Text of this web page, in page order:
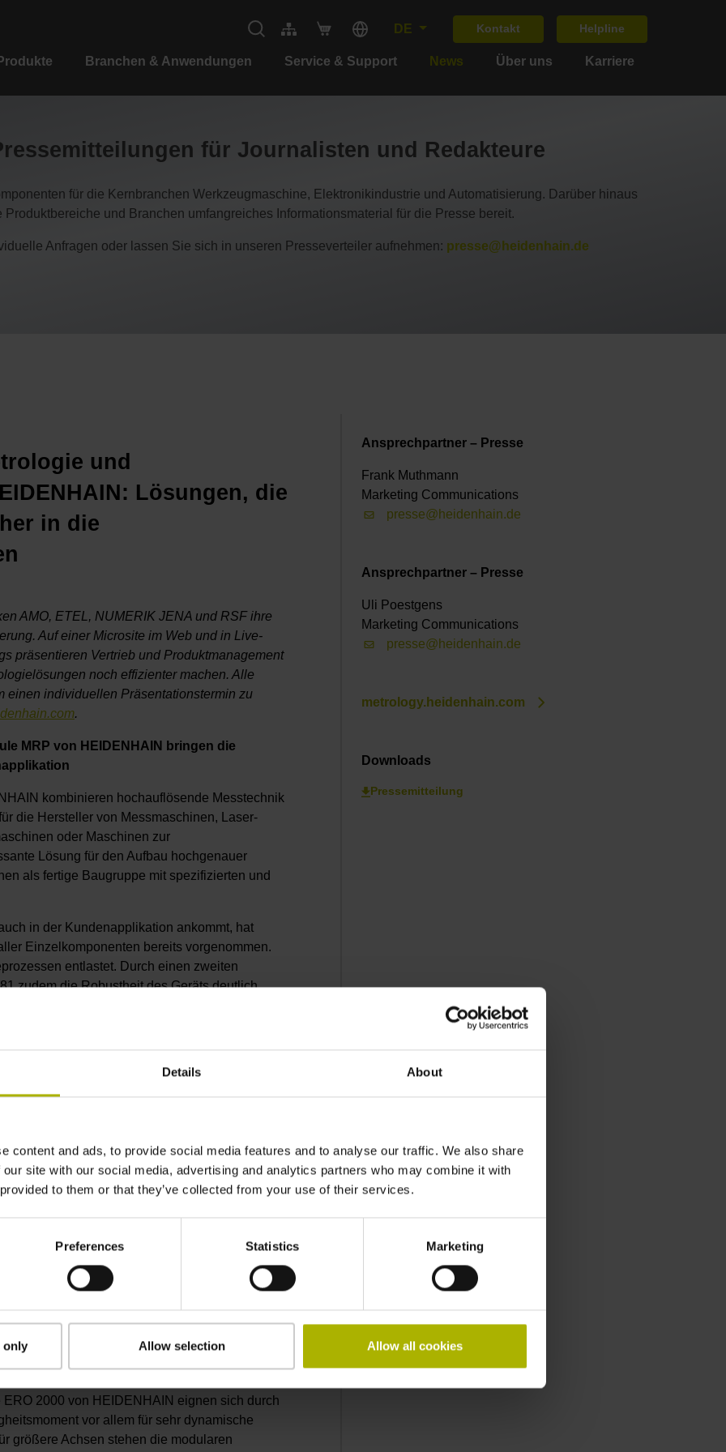
Details About
content and ads, to provide social media features and to analyse our traffic. We also share
site with our social media, advertising and analytics partners who may combine it with
to them or that they’ve collected from your use of their services.
Preferences Statistics Marketing
only Allow selection Allow all cookies
DE Kontakt Helpline
Branchen & Anwendungen Service & Support News Über uns Karriere
für Journalisten und Redakteure
für die Kernbranchen Werkzeugmaschine, Elektronikindustrie und Automatisierung. Darüber hinaus
Produktbereiche und Branchen umfangreiches Informationsmaterial für die Presse bereit.
Anfragen oder lassen Sie sich in unseren Presseverteiler aufnehmen: presse@heidenhain.de
und
Lösungen, die
in die
AMO, ETEL, NUMERIK JENA und RSF ihre
Auf einer Microsite im Web und in Live-
präsentieren Vertrieb und Produktmanagement
noch effizienter machen. Alle
einen individuellen Präsentationstermin zu
.
MRP von HEIDENHAIN bringen die
kombinieren hochauflösende Messtechnik
die Hersteller von Messmaschinen, Laser-
oder Maschinen zur
Lösung für den Aufbau hochgenauer
als fertige Baugruppe mit spezifizierten und
in der Kundenapplikation ankommt, hat
Einzelkomponenten bereits vorgenommen.
entlastet. Durch einen zweiten
zudem die Robustheit des Geräts deutlich
auch bei hohen
Temperaturschwankungen zu erreichen.
von HEIDENHAIN und modulare
und Messroboter
und steife Lager gefordert sind, stellt
Winkelmessmodule vom Typ MRS vor. Sie sind
Lasten. Speziell für Advanced Metrology-
sie sich durch ihre erhöhte
sowie eine sehr hohe
präsentiert RSF. Der neue geschlossene
MCR 15 und MSR 15 ist dank seines
hinaus kann er auch individuell für die jeweilige
ein hochgenaues Messgerät, das optimal
ERO 2000 und ERP 1000 von
2000 von HEIDENHAIN eignen sich durch
vor allem für sehr dynamische
größere Achsen stehen die modularen
Ansprechpartner – Presse
Frank Muthmann
Marketing Communications
presse@heidenhain.de
Ansprechpartner – Presse
Uli Poestgens
Marketing Communications
presse@heidenhain.de
metrology.heidenhain.com
Downloads
Pressemitteilung